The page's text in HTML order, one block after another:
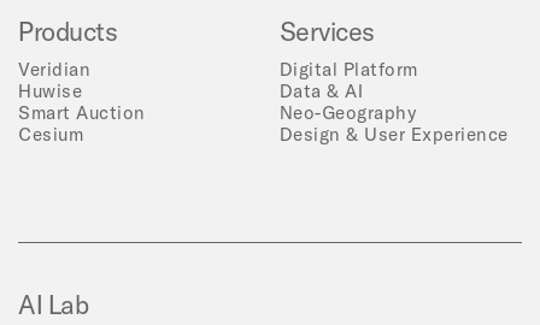
Products
Veridian
Huwise
Smart Auction
Cesium
Services
Digital Platform
Data & AI
Neo-Geography
Design & User Experience
AI Lab